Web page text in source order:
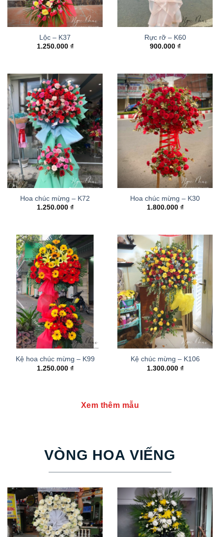
Lộc – K37
1.250.000 ₫
Rực rỡ – K60
900.000 ₫
Hoa chúc mừng – K72
1.250.000 ₫
Hoa chúc mừng – K30
1.800.000 ₫
Kệ hoa chúc mừng – K99
1.250.000 ₫
Kệ chúc mừng – K106
1.300.000 ₫
Xem thêm mẫu
VÒNG HOA VIẾNG